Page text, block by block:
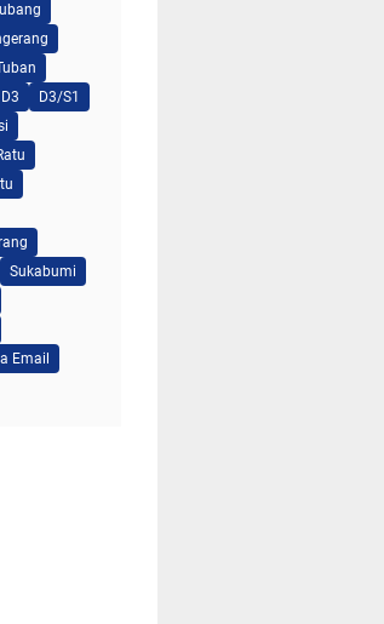
D3
D3/S1
Sukabumi
Email